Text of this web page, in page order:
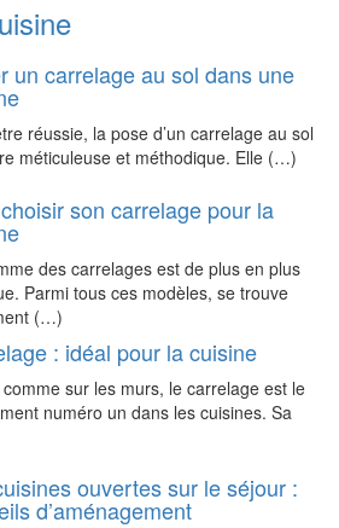
un carrelage au sol dans une
réussie, la pose d’un carrelage au sol
méticuleuse et méthodique. Elle (…)
son carrelage pour la
des carrelages est de plus en plus
Parmi tous ces modèles, se trouve
(…)
: idéal pour la cuisine
sur les murs, le carrelage est le
numéro un dans les cuisines. Sa
ouvertes sur le séjour :
d’aménagement